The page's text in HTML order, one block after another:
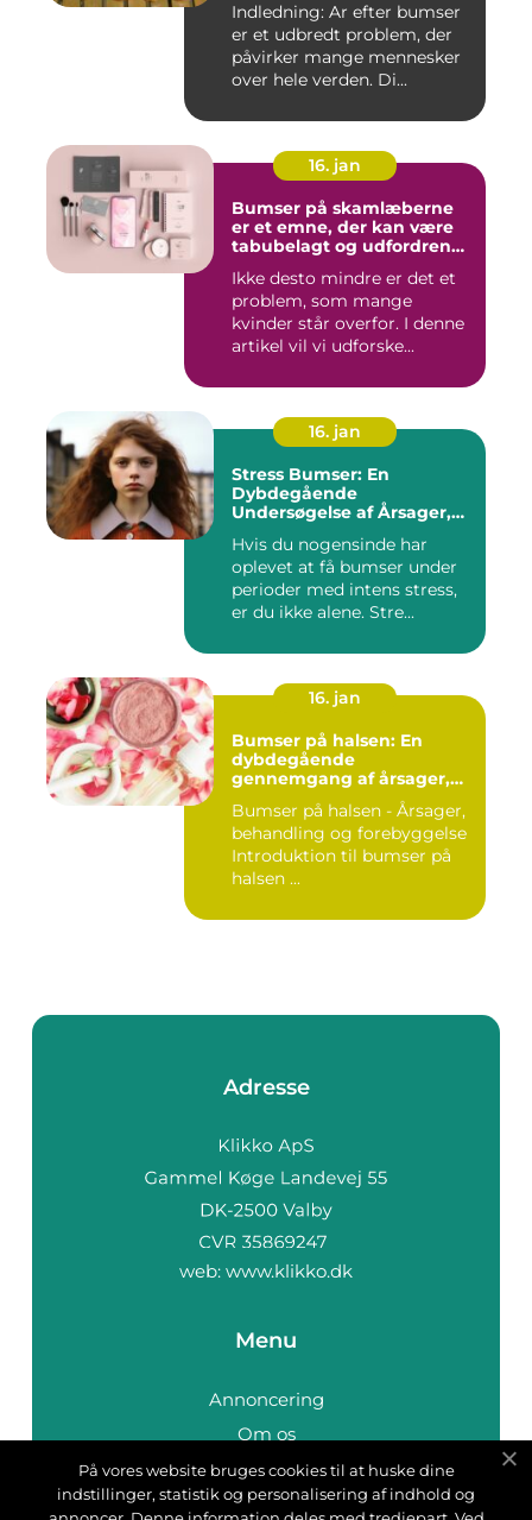
Indledning: Ar efter bumser
er et udbredt problem, der
påvirker mange mennesker
over hele verden. Di...
16. jan
Bumser på skamlæberne
er et emne, der kan være
tabubelagt og udfordrende
Ikke desto mindre er det et
problem, som mange
kvinder står overfor. I denne
artikel vil vi udforske...
16. jan
Stress Bumser: En
Dybdegående
Undersøgelse af Årsager,
Hvis du nogensinde har
oplevet at få bumser under
perioder med intens stress,
er du ikke alene. Stre...
16. jan
Bumser på halsen: En
dybdegående
gennemgang af årsager,
forebyggelse
Bumser på halsen - Årsager,
behandling og forebyggelse
Introduktion til bumser på
halsen ...
Adresse
web: www.klikko.dk
Menu
Annoncering
Om os
Cookies
Kontakt os
På vores website bruges cookies til at huske dine
indstillinger, statistik og personalisering af indhold og